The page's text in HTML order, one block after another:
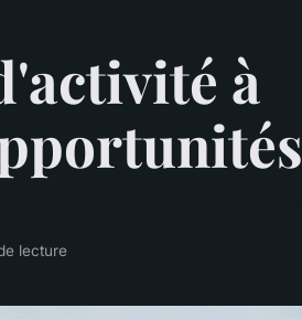
à
lecture